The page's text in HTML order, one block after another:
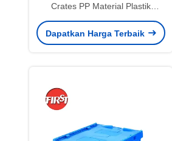
Crates PP Material Plastik
Gudang penyimpanan 66L Daur
Ulang
Dapatkan Harga Terbaik